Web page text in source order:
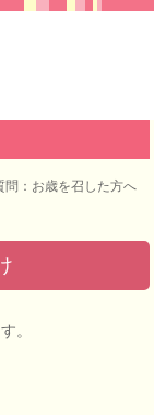
問：お歳を召した方へ
。